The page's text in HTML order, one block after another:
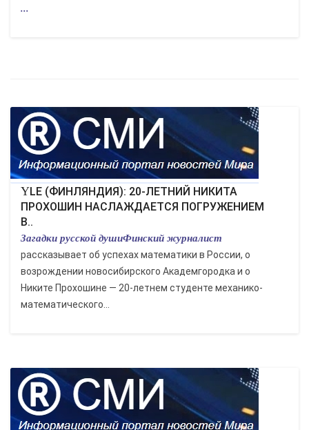
...
YLE (ФИНЛЯНДИЯ): 20-ЛЕТНИЙ НИКИТА
ПРОХОШИН НАСЛАЖДАЕТСЯ ПОГРУЖЕНИЕМ
В..
Загадки русской душиФинский журналист
рассказывает об успехах математики в России, о
возрождении новосибирского Академгородка и о
Никите Прохошине — 20-летнем студенте механико-
математического...